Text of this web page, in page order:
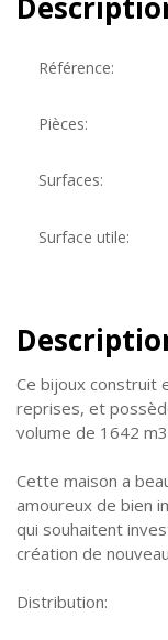
Référence:
Pièces:
Surfaces:
Surface utile:
Ce bijoux construit
reprises, et
volume de 1642
Cette maison a
amoureux de bien
qui souhaitent
création de
Distribution: